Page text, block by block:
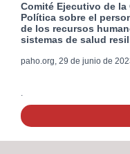
Comité Ejecutivo de la
Política sobre el
de los recursos
sistemas de salud
paho.org, 29 de junio de
.